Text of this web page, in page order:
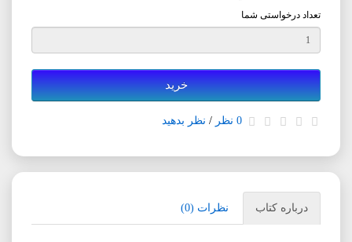
تعداد درخواستی شما
خرید
0 نظر / نظر بدهید
درباره کتاب نظرات (0)